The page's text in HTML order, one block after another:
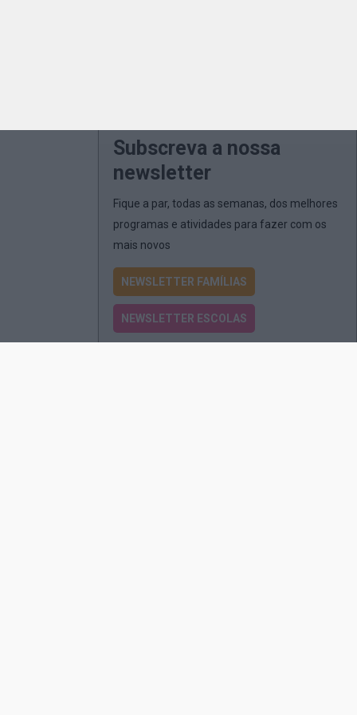
Subscreva a nossa
newsletter
Fique a par, todas as semanas, dos melhores
programas e atividades para fazer com os
mais novos
NEWSLETTER FAMÍLIAS
NEWSLETTER ESCOLAS